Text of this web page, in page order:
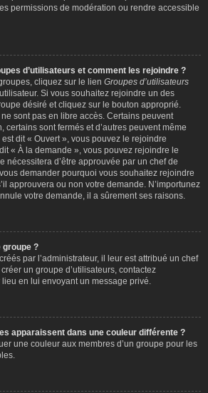
permissions de modération ou rendre accessible
d’utilisateurs et comment les rejoindre ?
cliquez sur le lien Groupes d’utilisateurs
Si vous souhaitez rejoindre un des
désiré et cliquez sur le bouton approprié.
sont pas en libre accès. Certains peuvent
certains sont fermés et d’autres peuvent même
dit « Ouvert », vous pouvez le rejoindre
« À la demande », vous pouvez rejoindre le
nécessitera d’être approuvée par un chef de
demander pourquoi vous souhaitez rejoindre
approuvera ou non votre demande. N’importunez
votre demande, il a sûrement ses raisons.
groupe ?
par l’administrateur, il leur est attribué un chef
un groupe d’utilisateurs, contactez
en lui envoyant un message privé.
apparaissent dans une couleur différente ?
une couleur aux membres d’un groupe pour les